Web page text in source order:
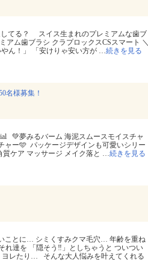
てる？ ⁡ ⁡ ⁡ ⁡ スイス生まれのプレミアムな歯ブ
アム歯ブラシ クラプロックスCSスマート ＼
ん！」 「安けりゃ安い方が …続きを見る
名様募集！
💚夢みるバーム 海泥スムースモイスチャ
ャー🩵 ⁡ パッケージデザインも可愛いシリー
ケア マッサージ メイク落と …続きを見る
ことに… シミくすみクマ毛穴… 年齢を重ね
れ達を 「隠そう‼︎」としちゃうと ついつい
レたり… ⁡ ⁡ そんな大人悩みを叶えてくれる